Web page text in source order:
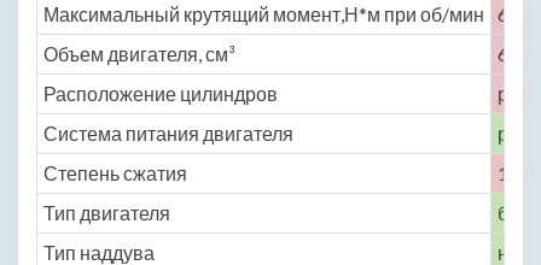
Максимальный крутящий момент,Н*м при об/мин
65
Объем двигателя, см³
659
Расположение цилиндров
Система питания двигателя
Степень сжатия
10.5
Тип двигателя
Тип наддува
нет